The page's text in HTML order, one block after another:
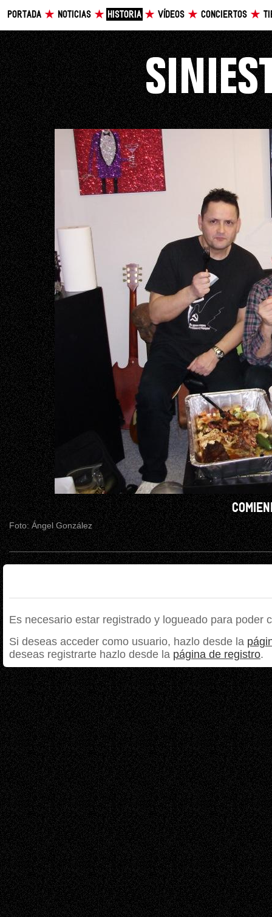
PORTADA NOTICIAS HISTORIA VÍDEOS CONCIERTOS
Foto: Ángel González
Es necesario estar registrado y logueado para poder
Si deseas acceder como usuario, hazlo desde la
deseas registrarte hazlo desde la página de registro.